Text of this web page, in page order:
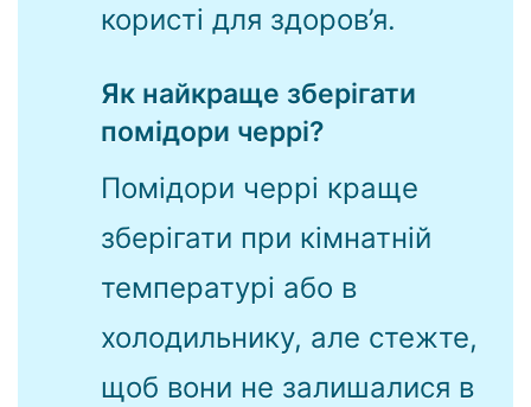
користі для здоров’я.
Як найкраще зберігати
помідори черрі?
Помідори черрі краще
зберігати при кімнатній
температурі або в
холодильнику, але стежте,
щоб вони не залишалися в